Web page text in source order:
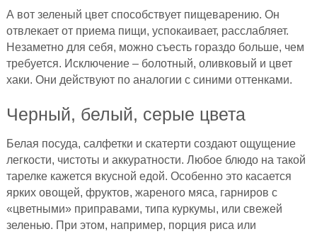
А вот зеленый цвет способствует пищеварению. Он
отвлекает от приема пищи, успокаивает, расслабляет.
Незаметно для себя, можно съесть гораздо больше, чем
требуется. Исключение – болотный, оливковый и цвет
хаки. Они действуют по аналогии с синими оттенками.
Черный, белый, серые цвета
Белая посуда, салфетки и скатерти создают ощущение
легкости, чистоты и аккуратности. Любое блюдо на такой
тарелке кажется вкусной едой. Особенно это касается
ярких овощей, фруктов, жареного мяса, гарниров с
«цветными» приправами, типа куркумы, или свежей
зеленью. При этом, например, порция риса или